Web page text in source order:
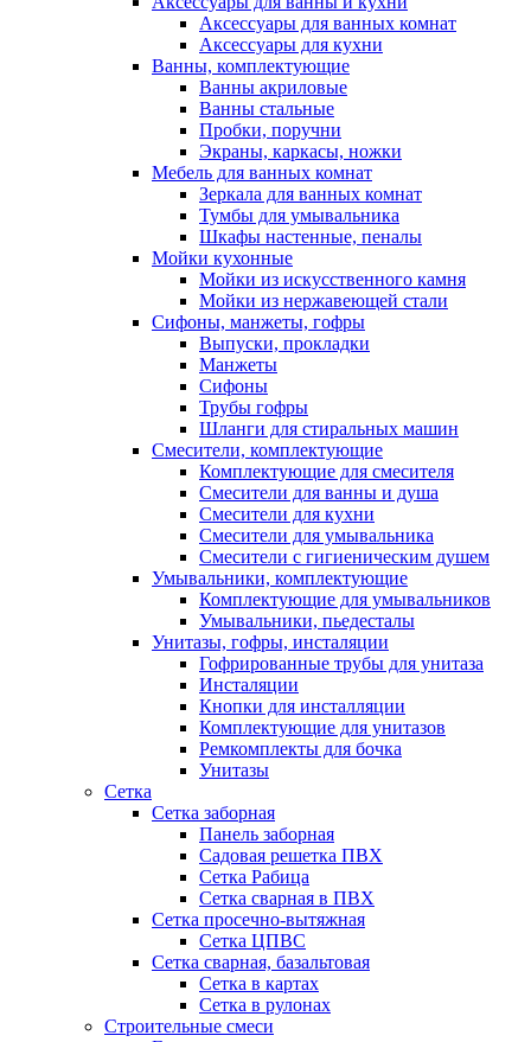
Аксессуары для ванных комнат
Аксессуары для кухни
Ванны, комплектующие
Ванны акриловые
Ванны стальные
Пробки, поручни
Экраны, каркасы, ножки
Мебель для ванных комнат
Зеркала для ванных комнат
Тумбы для умывальника
Шкафы настенные, пеналы
Мойки кухонные
Мойки из искусственного камня
Мойки из нержавеющей стали
Сифоны, манжеты, гофры
Выпуски, прокладки
Манжеты
Сифоны
Трубы гофры
Шланги для стиральных машин
Смесители, комплектующие
Комплектующие для смесителя
Смесители для ванны и душа
Смесители для кухни
Смесители для умывальника
Смесители с гигиеническим душем
Умывальники, комплектующие
Комплектующие для умывальников
Умывальники, пьедесталы
Унитазы, гофры, инсталяции
Гофрированные трубы для унитаза
Инсталяции
Кнопки для инсталляции
Комплектующие для унитазов
Ремкомплекты для бочка
Унитазы
Сетка
Сетка заборная
Панель заборная
Садовая решетка ПВХ
Сетка Рабица
Сетка сварная в ПВХ
Сетка просечно-вытяжная
Сетка ЦПВС
Сетка сварная, базальтовая
Сетка в картах
Сетка в рулонах
Строительные смеси